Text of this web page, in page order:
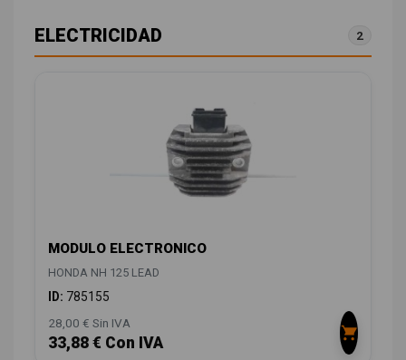
ELECTRICIDAD 2
MODULO ELECTRONICO
HONDA NH 125 LEAD
ID: 785155
28,00 € Sin IVA
33,88 € Con IVA